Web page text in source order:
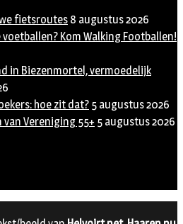
fietsroutes 8 augustus 2026
Kom Walking Footballen!
in Biezenmortel, vermoedelijk
hoe zit dat? 5 augustus 2026
Vereniging 55+ 5 augustus 2026